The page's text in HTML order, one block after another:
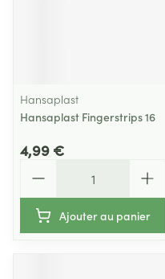
Hansaplast
Hansaplast Fingerstrips 16
4,99 €
Ajouter au panier